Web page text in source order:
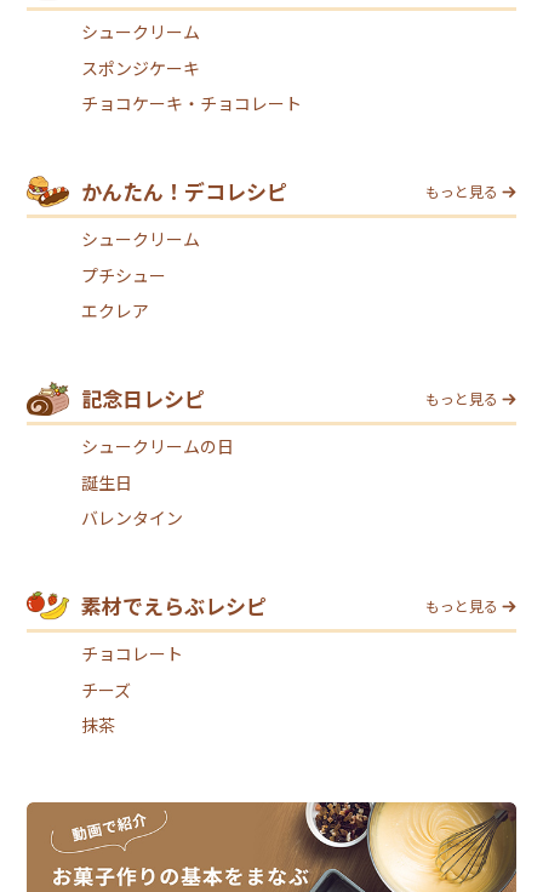
シュークリーム
スポンジケーキ
チョコケーキ・チョコレート
かんたん！デコレシピ もっと見る
シュークリーム
プチシュー
エクレア
記念日レシピ もっと見る
シュークリームの日
誕生日
バレンタイン
素材でえらぶレシピ もっと見る
チョコレート
チーズ
抹茶